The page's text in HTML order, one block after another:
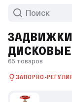
ДИСКОВЫЕ
65 товаров
ЗАПОРНО-